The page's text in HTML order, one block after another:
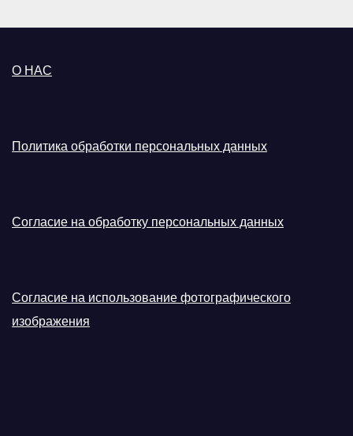
О НАС
Политика обработки персональных данных
Согласие на обработку персональных данных
Согласие на использование фотографического
изображения